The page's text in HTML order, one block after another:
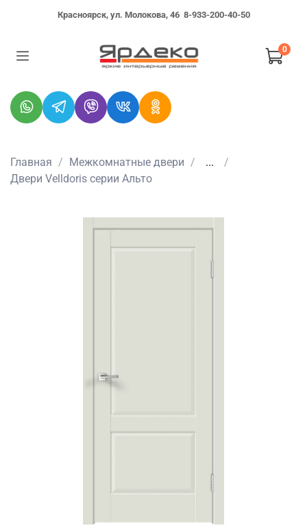
Красноярск, ул. Молокова, 46 8-933-200-40-50
0
Главная Межкомнатные двери
...
Двери Velldoris серии Альто